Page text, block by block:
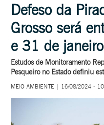
Defeso da
Grosso será
e 31 de janeiro
Estudos de Monitoramento
Pesqueiro no Estado definiu
MEIO AMBIENTE | 16/08/2024 -